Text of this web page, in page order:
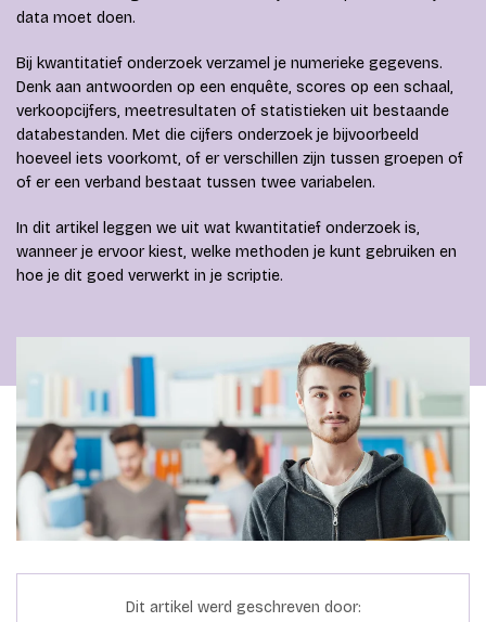
data moet doen.
Bij kwantitatief onderzoek verzamel je numerieke gegevens.
Denk aan antwoorden op een enquête, scores op een schaal,
verkoopcijfers, meetresultaten of statistieken uit bestaande
databestanden. Met die cijfers onderzoek je bijvoorbeeld
hoeveel iets voorkomt, of er verschillen zijn tussen groepen of
of er een verband bestaat tussen twee variabelen.
In dit artikel leggen we uit wat kwantitatief onderzoek is,
wanneer je ervoor kiest, welke methoden je kunt gebruiken en
hoe je dit goed verwerkt in je scriptie.
Dit artikel werd geschreven door: